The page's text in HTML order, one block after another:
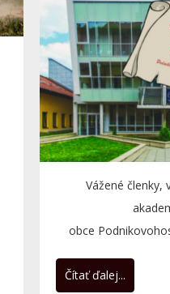
Vážené členky,
obce
sídlom v
Čítať ďalej...